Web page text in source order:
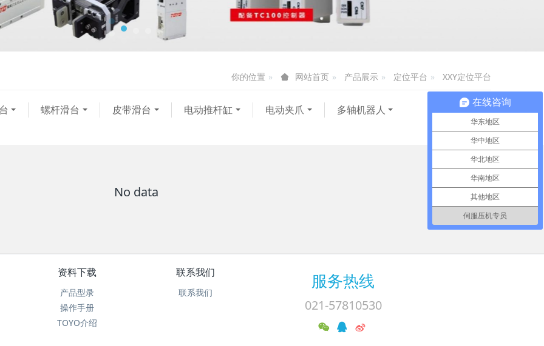
你的位置 网站首页 产品展示 定位平台 XXY定位平台
螺杆滑台 皮带滑台 电动推杆缸 电动夹爪 多轴机器人
No data
资料下载
产品型录
操作手册
TOYO介绍
联系我们
联系我们
服务热线
021-57810530
在线咨询
华东地区
华中地区
华北地区
华南地区
其他地区
伺服压机专员